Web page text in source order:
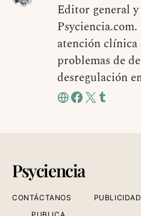
Editor general
atención clínica
problemas de
desregulación
Psyciencia
CONTÁCTANOS PUBLICIDAD